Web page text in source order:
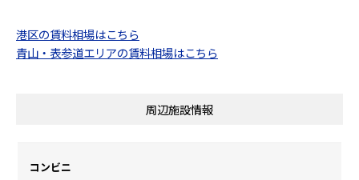
港区の賃料相場はこちら
青山・表参道エリアの賃料相場はこちら
周辺施設情報
コンビニ